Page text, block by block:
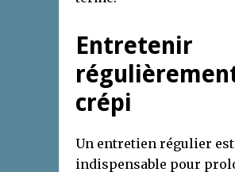
Entretenir
crépi
Un entretien régulier est
indispensable pour